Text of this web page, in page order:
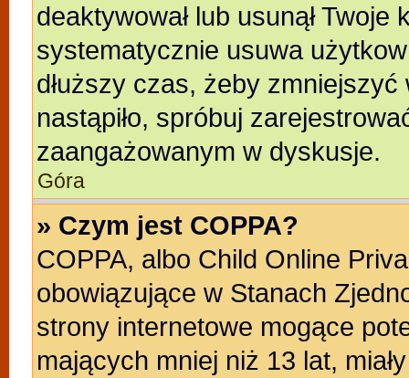
deaktywował lub usunął
systematycznie usuwa
dłuższy czas, żeby
nastąpiło, spróbuj
zaangażowanym w dyskusje.
Góra
» Czym jest COPPA?
COPPA, albo Child Online
obowiązujące w Stanach
strony internetowe mogące
mających mniej niż 13 lat,